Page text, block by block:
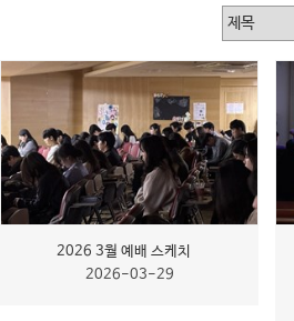
2026 3월 예배 스케치
2026-03-29